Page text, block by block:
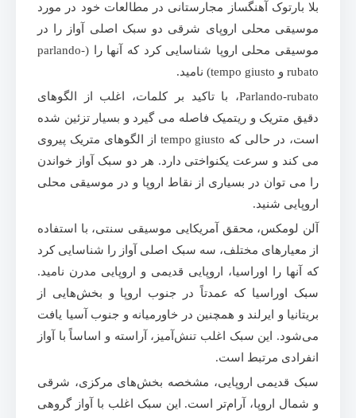
بلا بارتوک آهنگساز مجارستانی در مطالعات خود در مورد
موسیقی محلی اروپای شرقی دو سبک اصلی آواز را در
موسیقی محلی اروپا شناسایی کرد که آنها را (parlando-
rubato و tempo giusto) نامید.
Parlando-rubato، با تاکید بر کلمات، اغلب از الگوهای
دقیق متریک و ریتمیک فاصله می گیرد و بسیار تزئین شده
است، در حالی که tempo giusto از الگوهای متریک پیروی
می کند و سرعت یکنواختی دارد. هر دو سبک آواز خواندن
را می توان در بسیاری از نقاط اروپا و در موسیقی محلی
اروپایی شنید.
آلن لومکس، محقق آمریکایی موسیقی سنتی، با استفاده
از معیارهای مختلف، سه سبک اصلی آواز را شناسایی کرد
که آنها را اوراسیا، اروپایی قدیمی و اروپایی مدرن نامید.
سبک اوراسیا که عمدتاً در جنوب اروپا و بخش‌هایی از
بریتانیا و ایرلند و همچنین در خاورمیانه و جنوب آسیا یافت
می‌شود. این سبک اغلب تنش‌آمیز، آراسته و اساساً با آواز
انفرادی مرتبط است.
سبک قدیمی اروپایی، مشخصه بخش‌های مرکزی، شرقی
و شمال اروپا، آرام‌تر است. این سبک اغلب با آواز گروهی